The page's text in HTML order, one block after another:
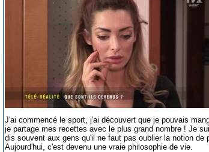
J'ai commencé le sport, j'ai découvert que je pouvais
je partage mes recettes avec le plus grand nombre ! Je
dis souvent aux gens qu'il ne faut pas oublier la notion
Aujourd'hui, c'est devenu une vraie philosophie de vie.